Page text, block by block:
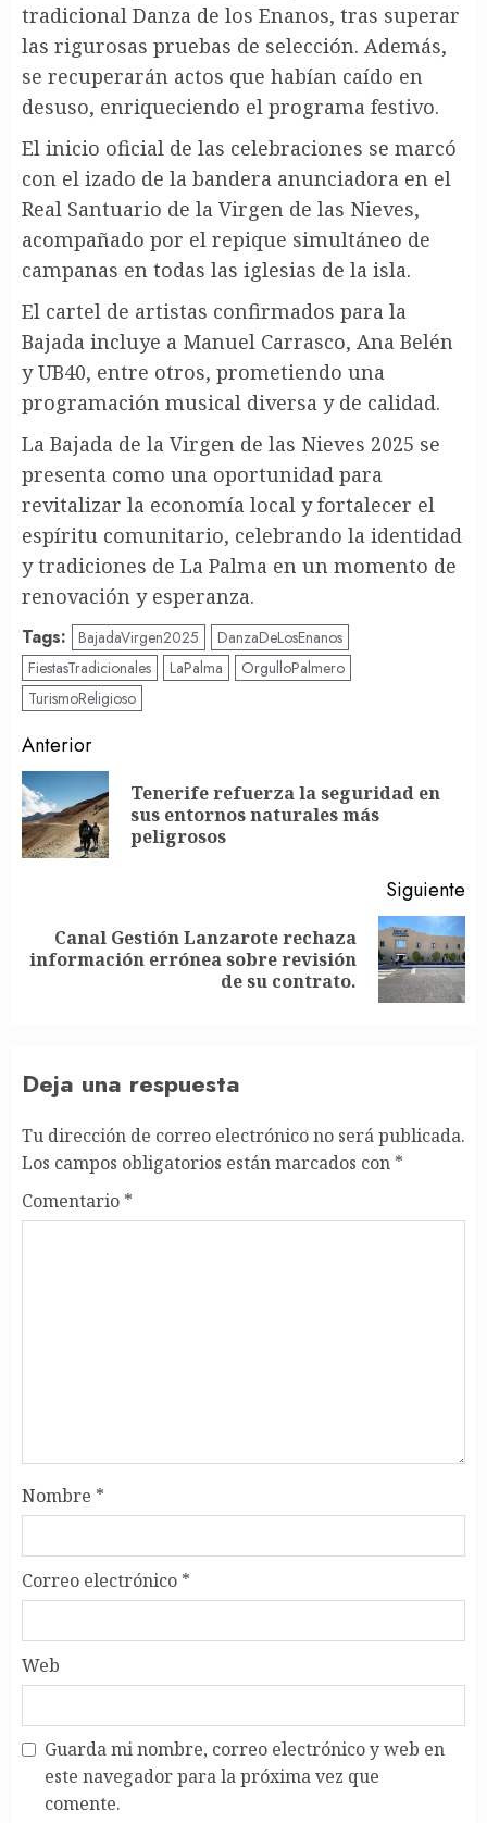
tradicional Danza de los Enanos, tras superar
las rigurosas pruebas de selección. Además,
se recuperarán actos que habían caído en
desuso, enriqueciendo el programa festivo.
El inicio oficial de las celebraciones se marcó
con el izado de la bandera anunciadora en el
Real Santuario de la Virgen de las Nieves,
acompañado por el repique simultáneo de
campanas en todas las iglesias de la isla.
El cartel de artistas confirmados para la
Bajada incluye a Manuel Carrasco, Ana Belén
y UB40, entre otros, prometiendo una
programación musical diversa y de calidad.
La Bajada de la Virgen de las Nieves 2025 se
presenta como una oportunidad para
revitalizar la economía local y fortalecer el
espíritu comunitario, celebrando la identidad
y tradiciones de La Palma en un momento de
renovación y esperanza.
Tags: BajadaVirgen2025
DanzaDeLosEnanos
FiestasTradicionales
LaPalma
OrgulloPalmero
TurismoReligioso
Post
navigation
Anterior
Tenerife refuerza la seguridad en
sus entornos naturales más
peligrosos
Siguiente
Siguiente
Canal Gestión Lanzarote rechaza
información errónea sobre revisión
de su contrato.
Deja una respuesta
Tu dirección de correo electrónico no será publicada.
Los campos obligatorios están marcados con *
Comentario *
Nombre *
Correo electrónico *
Web
Guarda mi nombre, correo electrónico y web en
este navegador para la próxima vez que
comente.